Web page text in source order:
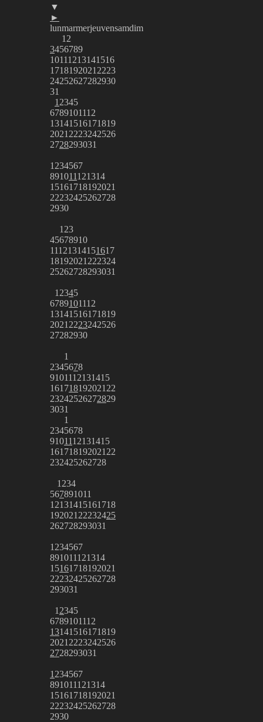
▼
►
lunmarmerjeuvensamdim
1 2
3456789
10111213141516
1718192021 2223
24252627282930
31
1 2345
6789101112
13141516171819
2021 2223242526
2728293031
1 234567
891011121314
15161718192021
22232425262728
2930
1 23
45678910
11121314151617
18192021 222324
25262728293031
1 2345
6789101112
13141516171819
2021 2223242526
27282930
1
2345678
9101112131415
161718192021 22
23242526272829
3031
1
2345678
9101112131415
161718192021 22
232425262728
1 234
567891011
12131415161718
192021 22232425
262728293031
1 234567
891011121314
15161718192021
22232425262728
293031
1 2345
6789101112
13141516171819
2021 2223242526
2728293031
1 234567
891011121314
15161718192021
22232425262728
2930